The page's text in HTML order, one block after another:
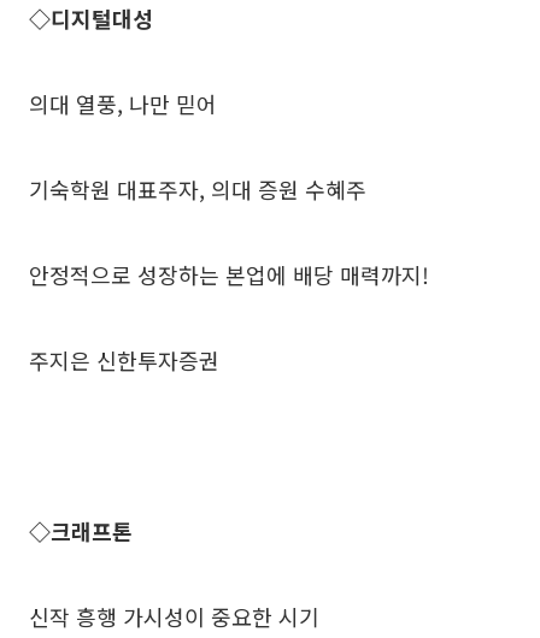
◇디지털대성
의대 열풍, 나만 믿어
기숙학원 대표주자, 의대 증원 수혜주
안정적으로 성장하는 본업에 배당 매력까지!
주지은 신한투자증권
◇크래프톤
신작 흥행 가시성이 중요한 시기